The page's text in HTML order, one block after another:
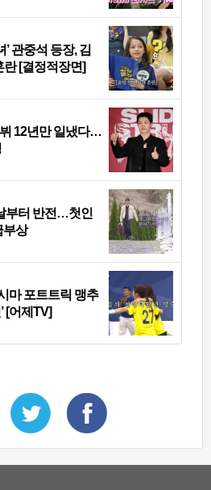
’ 관중석 등장, 김
란 [결정적장면]
뷔 12년만 일냈다…
부터 반전…첫인
부상
마 포트트릭 맹추
[어제TV]